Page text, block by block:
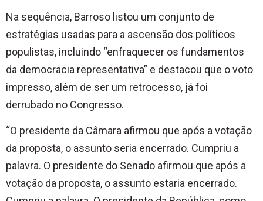
Na sequência, Barroso listou um conjunto de
estratégias usadas para a ascensão dos políticos
populistas, incluindo “enfraquecer os fundamentos
da democracia representativa” e destacou que o voto
impresso, além de ser um retrocesso, já foi
derrubado no Congresso.
“O presidente da Câmara afirmou que após a votação
da proposta, o assunto seria encerrado. Cumpriu a
palavra. O presidente do Senado afirmou que após a
votação da proposta, o assunto estaria encerrado.